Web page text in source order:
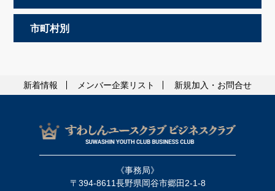
市町村別
新着情報 メンバー企業リスト 新規加入・お問合せ
《事務局》
〒394-8611長野県岡谷市郷田2-1-8